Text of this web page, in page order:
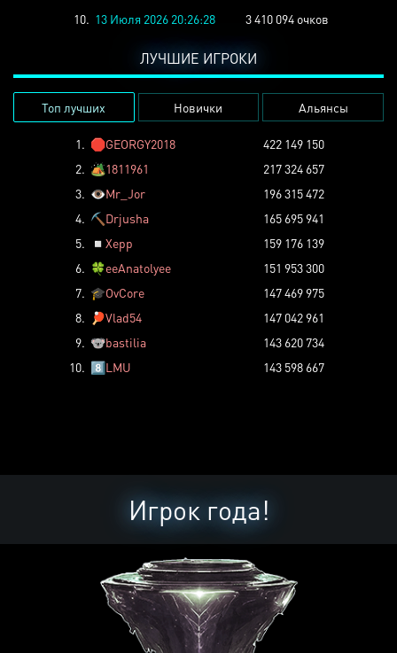
10. 13 Июля 2026 20:26:28 3 410 094 очков
ЛУЧШИЕ ИГРОКИ
Топ лучших Новички Альянсы
1. 🛑GEORGY2018
422 149 150
2. 🏕️1811961
217 324 657
3. 👁️Mr_Jor
196 315 472
4. ⛏️ Drjusha
165 695 941
5.
◽ Xepp
159 176 139
6. 🍀eeAnatolyee
151 953 300
7. 🎓OvCore
147 469 975
8.
🏓Vlad54
147 042 961
9. 🐨bastilia
143 620 734
10. 8️⃣LMU 143 598 667
Игрок года!